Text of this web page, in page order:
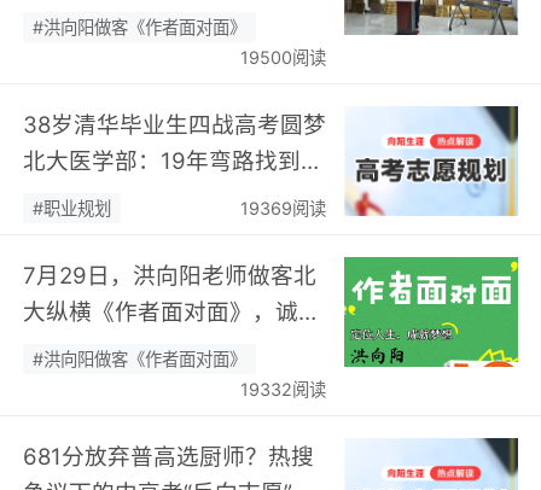
面》开展职业规划专题分享…
#洪向阳做客《作者面对面》
19500阅读
38岁清华毕业生四战高考圆梦
北大医学部：19年弯路找到终
身热爱，可幸又可惜！…
#职业规划 19369阅读
7月29日，洪向阳老师做客北
大纵横《作者面对面》，诚邀
您现场相聚！…
#洪向阳做客《作者面对面》
19332阅读
681分放弃普高选厨师？热搜